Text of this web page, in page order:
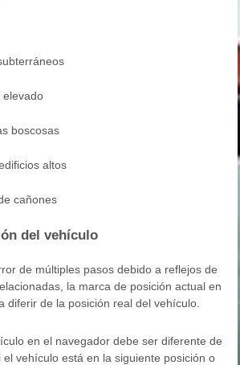
elevado
boscosas
altos
cañones
del vehículo
de múltiples pasos debido a reflejos de
la marca de posición actual en
diferir de la posición real del vehículo.
en el navegador debe ser diferente de
el vehículo está en la siguiente posición o